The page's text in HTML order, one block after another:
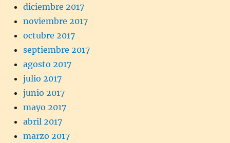
diciembre 2017
noviembre 2017
octubre 2017
septiembre 2017
agosto 2017
julio 2017
junio 2017
mayo 2017
abril 2017
marzo 2017